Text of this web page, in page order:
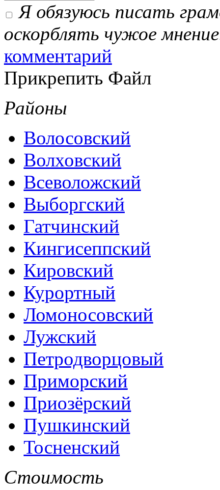
Я обязуюсь писать
оскорблять чужое
комментарий
Прикрепить Файл
Районы
Волосовский
Волховский
Всеволожский
Выборгский
Гатчинский
Кингисеппский
Кировский
Курортный
Ломоносовский
Лужский
Петродворцовый
Приморский
Приозёрский
Пушкинский
Тосненский
Стоимость